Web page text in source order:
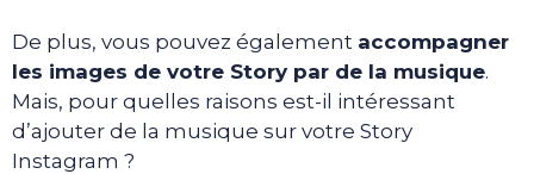
De plus, vous pouvez également accompagner
les images de votre Story par de la musique.
Mais, pour quelles raisons est-il intéressant
d’ajouter de la musique sur votre Story
Instagram ?